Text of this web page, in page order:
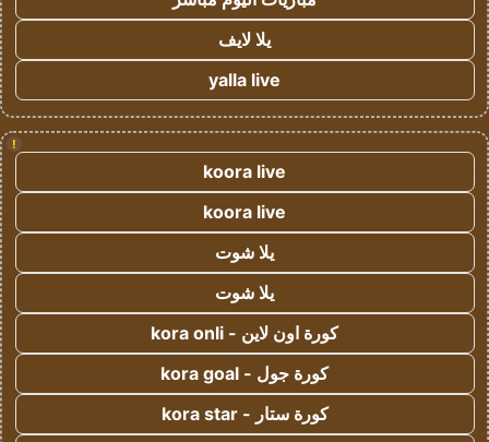
يلا لايف
yalla live
!
koora live
koora live
يلا شوت
يلا شوت
كورة اون لاين - kora onli
كورة جول - kora goal
كورة ستار - kora star